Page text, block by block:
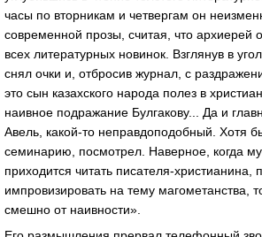
часы по вторникам и четвергам он
современной прозы, считая, что архиерей
всех литературных новинок. Взглянув в
снял очки и, отбросив журнал, с
это сын казахского народа полез в
наивное подражание Булгакову... Да и
Авель, какой-то неправдоподобный. Хотя
семинарию, посмотрел. Наверное, когда
приходится читать писателя-христианина,
импровизировать на тему магометанства,
смешно от наивности».